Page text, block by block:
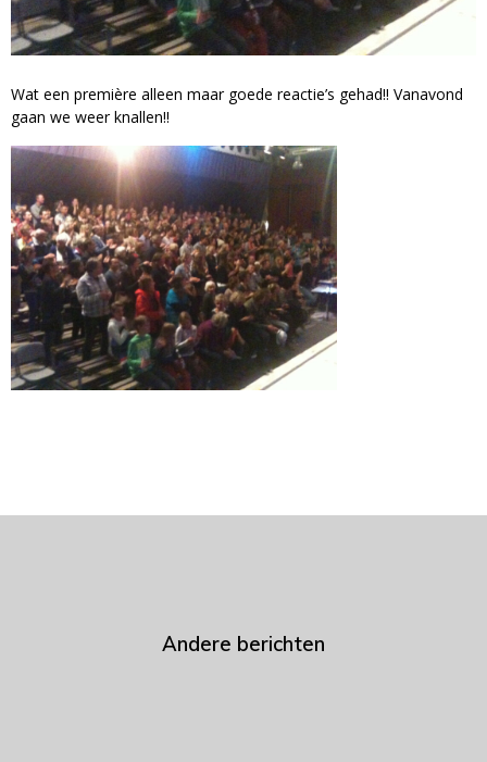
Wat een première alleen maar goede reactie’s gehad!! Vanavond
gaan we weer knallen!!
Andere berichten